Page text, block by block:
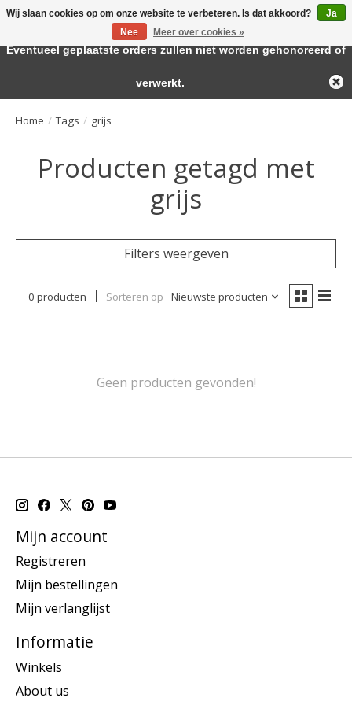
Large selection of products and fast shipping!
Home / Tags / grijs
Producten getagd met
grijs
Filters weergeven
0 producten Sorteren op Nieuwste producten
Geen producten gevonden!
Mijn account
Registreren
Mijn bestellingen
Mijn verlanglijst
Informatie
Winkels
About us
Wij slaan cookies op om onze website te verbeteren. Is dat akkoord?
Ja
Nee
Meer over cookies »
← Keer terug naar de backofficeDeze winkel is in aanbouw.
Eventueel geplaatste orders zullen niet worden gehonoreerd of
verwerkt.